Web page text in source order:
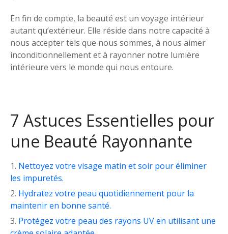
En fin de compte, la beauté est un voyage intérieur
autant qu’extérieur. Elle réside dans notre capacité à
nous accepter tels que nous sommes, à nous aimer
inconditionnellement et à rayonner notre lumière
intérieure vers le monde qui nous entoure.
7 Astuces Essentielles pour
une Beauté Rayonnante
Nettoyez votre visage matin et soir pour éliminer
les impuretés.
Hydratez votre peau quotidiennement pour la
maintenir en bonne santé.
Protégez votre peau des rayons UV en utilisant une